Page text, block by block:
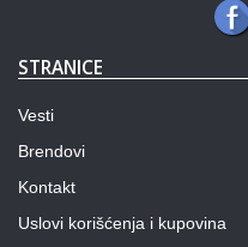
STRANICE
Vesti
Brendovi
Kontakt
Uslovi korišćenja i kupovina